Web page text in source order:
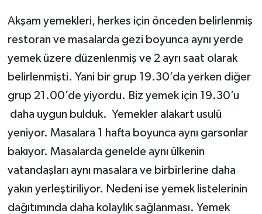
Akşam yemekleri, herkes için önceden belirlenmiş
restoran ve masalarda gezi boyunca aynı yerde
yemek üzere düzenlenmiş ve 2 ayrı saat olarak
belirlenmişti. Yani bir grup 19.30’da yerken diğer
grup 21.00’de yiyordu. Biz yemek için 19.30’u
daha uygun bulduk. Yemekler alakart usulü
yeniyor. Masalara 1 hafta boyunca aynı garsonlar
bakıyor. Masalarda genelde aynı ülkenin
vatandaşları aynı masalara ve birbirlerine daha
yakın yerleştiriliyor. Nedeni ise yemek listelerinin
dağıtımında daha kolaylık sağlanması. Yemek